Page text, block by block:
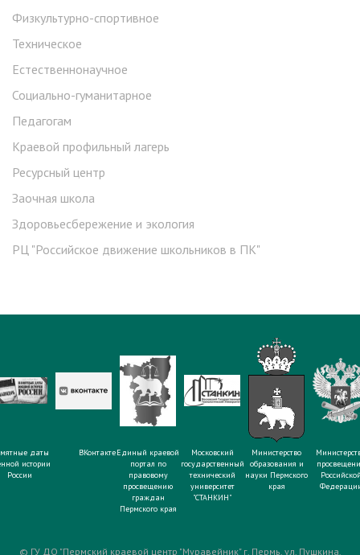
Физкультурно-спортивное
Техническое
Естественнонаучное
Социально-гуманитарное
Педагогам
Краевой профильный лагерь
Ресурсный центр
Заочная школа
Здоровьесбережение и экология
РЦ "Российское движение школьников в ПК"
даты
истории
России
ВКонтактеЕдиный краевой
портал по
правовому
просвещению
граждан
Пермского края
Московский
государственный
технический
университет
"СТАНКИН"
Министерство
образования и
науки Пермского
края
© ГУ ДО "Пермский краевой центр "Муравейник" г. Пермь, ул. Пушкина,